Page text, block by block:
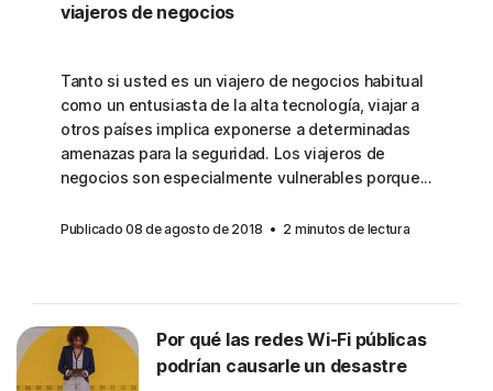
viajeros de negocios
Tanto si usted es un viajero de negocios habitual
como un entusiasta de la alta tecnología, viajar a
otros países implica exponerse a determinadas
amenazas para la seguridad. Los viajeros de
negocios son especialmente vulnerables porque...
Publicado 08 de agosto de 2018 2 minutos de lectura
Por qué las redes Wi-Fi públicas
podrían causarle un desastre